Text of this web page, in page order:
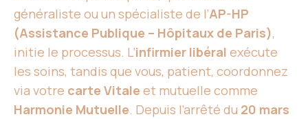
généraliste ou un spécialiste de l’AP-HP
(Assistance Publique – Hôpitaux de Paris),
initie le processus. L’infirmier libéral exécute
les soins, tandis que vous, patient, coordonnez
via votre carte Vitale et mutuelle comme
Harmonie Mutuelle. Depuis l’arrêté du 20 mars